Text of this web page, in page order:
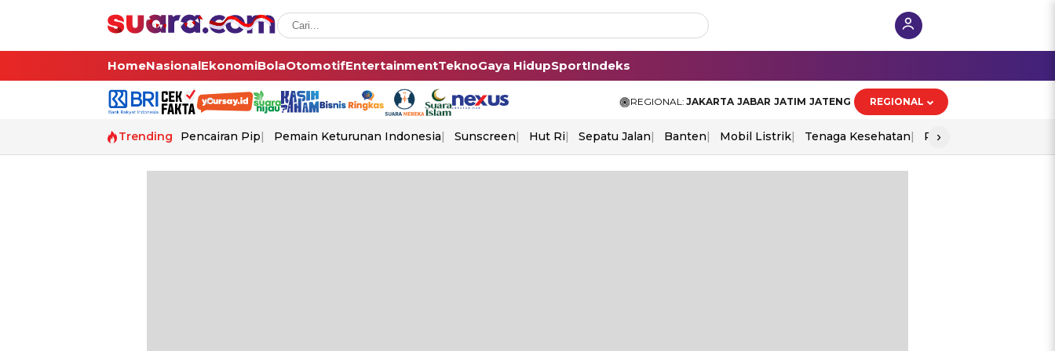
HomeNasionalEkonomiBolaOtomotifEntertainmentTeknoGaya HidupSportIndeks
REGIONAL: JAKARTA JABAR JATIM JATENG REGIONAL
Trending Pencairan Pip Pemain Keturunan Indonesia Sunscreen Hut Ri Sepatu Jalan Banten Mobil Listrik Tenaga Kesehatan Perang As-Iran
›